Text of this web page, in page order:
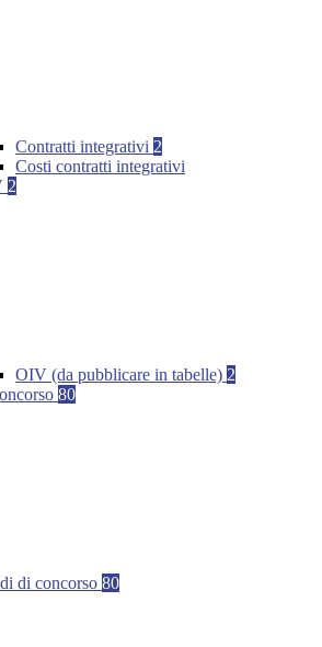
Contratti integrativi 2
Costi contratti integrativi
2
OIV (da pubblicare in tabelle) 2
80
di concorso 80